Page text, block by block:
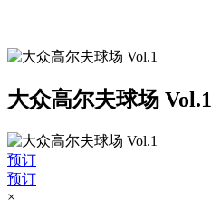
大众高尔夫球场 Vol.1
预订
预订
×